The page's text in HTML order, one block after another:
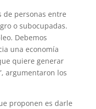
de personas entre
o subocupadas.
Debemos
una economía
quiere generar
argumentaron los
proponen es darle